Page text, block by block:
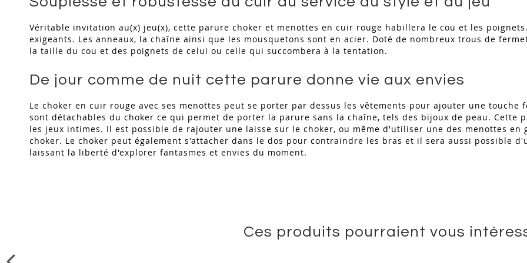
Véritable invitation au(x) jeu(x), cette parure choker et menottes en cuir rouge habillera le cou et les
exigeants. Les anneaux, la chaîne ainsi que les mousquetons sont en acier. Doté de nombreux trous de
la taille du cou et des poignets de celui ou celle qui succombera à la tentation.
De jour comme de nuit cette parure donne vie aux envies
Le choker en cuir rouge avec ses menottes peut se porter par dessus les vêtements pour ajouter une
sont détachables du choker ce qui permet de porter la parure sans la chaîne, tels des bijoux de peau.
les jeux intimes. Il est possible de rajouter une laisse sur le choker, ou même d'utiliser une des menottes
choker. Le choker peut également s'attacher dans le dos pour contraindre les bras et il sera aussi possible
laissant la liberté d'explorer fantasmes et envies du moment.
Ces produits pourraient vous